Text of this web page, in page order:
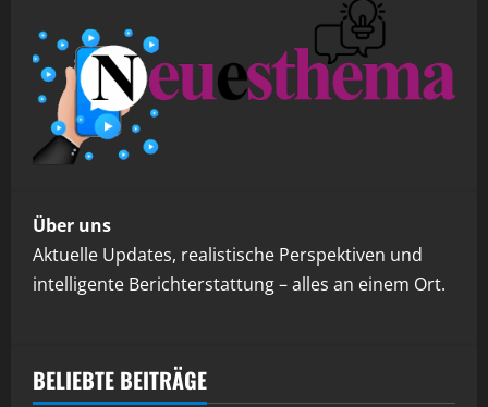
Über uns
Aktuelle Updates, realistische Perspektiven und
intelligente Berichterstattung – alles an einem Ort.
BELIEBTE BEITRÄGE